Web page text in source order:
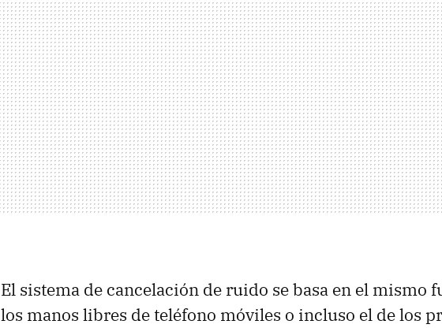
El sistema de cancelación de ruido se basa en el mismo
los manos libres de teléfono móviles o incluso el de los